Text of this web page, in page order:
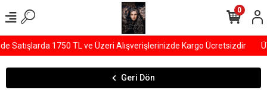
1750 TL ve Üzeri Alışverişlerinizde Kargo Ücretsizdir
0
Geri Dön